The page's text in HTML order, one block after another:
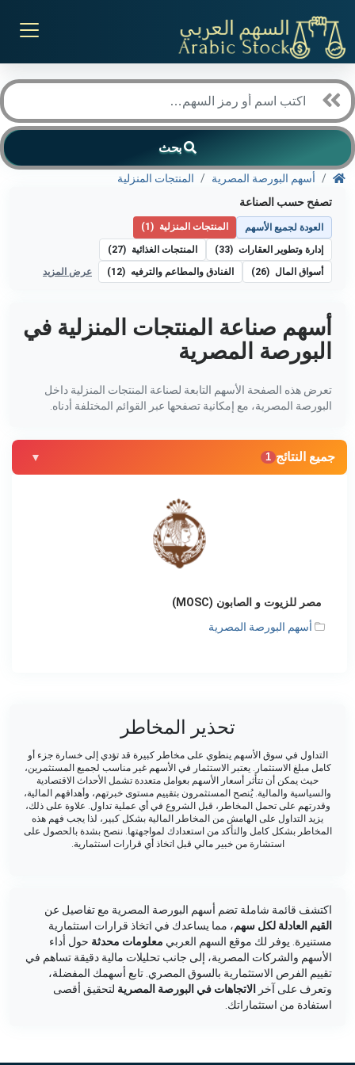
بحث
أسهم البورصة المصرية
المنتجات المنزلية
تصفح حسب الصناعة
العودة لجميع الأسهم المنتجات المنزلية (1)
إدارة وتطوير العقارات (33) المنتجات الغذائية (27)
أسواق المال (26) الفنادق والمطاعم والترفيه (12) عرض المزيد
أسهم صناعة المنتجات المنزلية في
البورصة المصرية
تعرض هذه الصفحة الأسهم التابعة لصناعة المنتجات المنزلية داخل
البورصة المصرية، مع إمكانية تصفحها عبر القوائم المختلفة أدناه.
جميع النتائج 1
مصر للزيوت و الصابون (MOSC)
أسهم البورصة المصرية
تحذير المخاطر
التداول في سوق الأسهم ينطوي على مخاطر كبيرة قد تؤدي إلى خسارة جزء أو
كامل مبلغ الاستثمار. يعتبر الاستثمار في الأسهم غير مناسب لجميع المستثمرين،
حيث يمكن أن تتأثر أسعار الأسهم بعوامل متعددة تشمل الأحداث الاقتصادية
والسياسية والمالية. يُنصح المستثمرون بتقييم مستوى خبرتهم، وأهدافهم المالية،
وقدرتهم على تحمل المخاطر، قبل الشروع في أي عملية تداول. علاوة على ذلك،
يزيد التداول على الهامش من المخاطر المالية بشكل كبير، لذا يجب فهم هذه
المخاطر بشكل كامل والتأكد من استعدادك لمواجهتها. ننصح بشدة بالحصول على
استشارة من خبير مالي قبل اتخاذ أي قرارات استثمارية.
اكتشف قائمة شاملة تضم أسهم البورصة المصرية مع تفاصيل عن
القيم العادلة لكل سهم، مما يساعدك في اتخاذ قرارات استثمارية
مستنيرة. يوفر لك موقع السهم العربي معلومات محدثة حول أداء
الأسهم والشركات المصرية، إلى جانب تحليلات مالية دقيقة تساهم في
تقييم الفرص الاستثمارية بالسوق المصري. تابع أسهمك المفضلة،
وتعرف على آخر
الاتجاهات في البورصة المصرية لتحقيق أقصى
استفادة من استثماراتك.